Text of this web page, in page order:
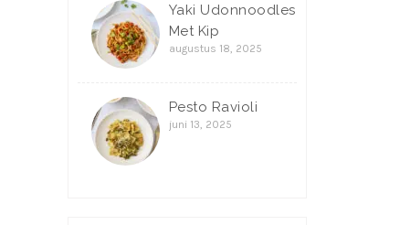
Yaki Udonnoodles
Met Kip
augustus 18, 2025
Pesto Ravioli
juni 13, 2025